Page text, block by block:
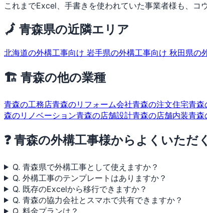
これまでExcel、手書きを使われていた事業者様も、コ
🗾 青森県の近隣エリア
北海道の外構工事向け 岩手県の外構工事向け 秋田県の
🏗 青森の他の業種
青森の工務店青森のリフォーム会社青森の注文住宅青森
森のリノベーション青森の店舗設計青森の店舗内装青森
❓ 青森の外構工事様からよくいただ
Q. 青森県で外構工事として使えますか？
Q. 外構工事のテンプレートはありますか？
Q. 既存のExcelから移行できますか？
Q. 青森の協力会社とスマホで共有できますか？
Q. 料金プランは？